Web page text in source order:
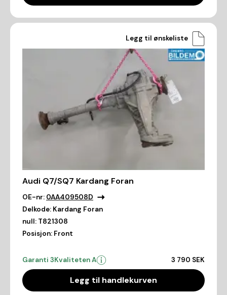
Legg til ønskeliste
Audi Q7/SQ7 Kardang Foran
OE-nr: 0AA409508D
Delkode: Kardang Foran
null: T821308
Posisjon: Front
Garanti 3Kvaliteten A 3 790 SEK
Legg til handlekurven